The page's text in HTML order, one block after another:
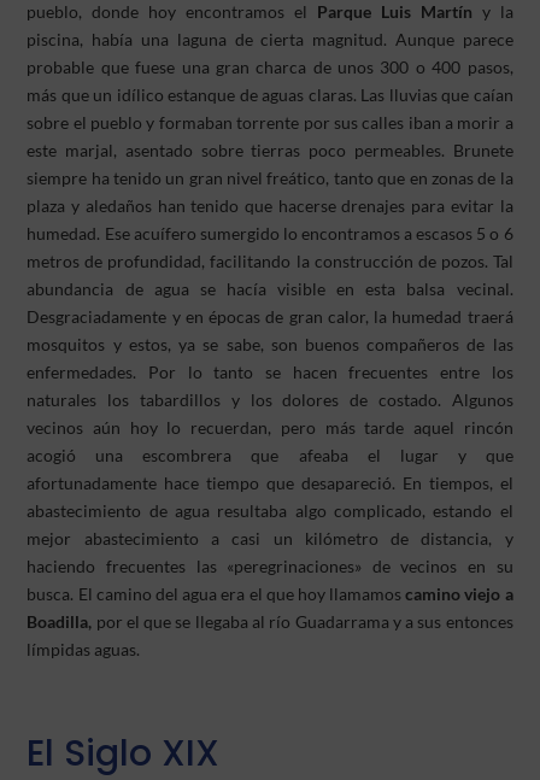
pueblo, donde hoy encontramos el Parque Luis Martín y la
piscina, había una laguna de cierta magnitud. Aunque parece
probable que fuese una gran charca de unos 300 o 400 pasos,
más que un idílico estanque de aguas claras. Las lluvias que caían
sobre el pueblo y formaban torrente por sus calles iban a morir a
este marjal, asentado sobre tierras poco permeables. Brunete
siempre ha tenido un gran nivel freático, tanto que en zonas de la
plaza y aledaños han tenido que hacerse drenajes para evitar la
humedad. Ese acuífero sumergido lo encontramos a escasos 5 o 6
metros de profundidad, facilitando la construcción de pozos. Tal
abundancia de agua se hacía visible en esta balsa vecinal.
Desgraciadamente y en épocas de gran calor, la humedad traerá
mosquitos y estos, ya se sabe, son buenos compañeros de las
enfermedades. Por lo tanto se hacen frecuentes entre los
naturales los tabardillos y los dolores de costado. Algunos
vecinos aún hoy lo recuerdan, pero más tarde aquel rincón
acogió una escombrera que afeaba el lugar y que
afortunadamente hace tiempo que desapareció. En tiempos, el
abastecimiento de agua resultaba algo complicado, estando el
mejor abastecimiento a casi un kilómetro de distancia, y
haciendo frecuentes las «peregrinaciones» de vecinos en su
busca. El camino del agua era el que hoy llamamoscamino viejo a
Boadilla, por el que se llegaba al río Guadarrama y a sus entonces
límpidas aguas.
El Siglo XIX